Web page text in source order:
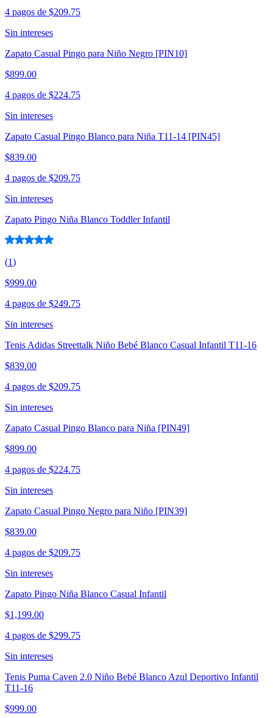
4 pagos de $209.75
Sin intereses
Zapato Casual Pingo para Niño Negro [PIN10]
$899.00
4 pagos de $224.75
Sin intereses
Zapato Casual Pingo Blanco para Niña T11-14 [PIN45]
$839.00
4 pagos de $209.75
Sin intereses
Zapato Pingo Niña Blanco Toddler Infantil
(1)
$999.00
4 pagos de $249.75
Sin intereses
Tenis Adidas Streettalk Niño Bebé Blanco Casual Infantil T11-16
$839.00
4 pagos de $209.75
Sin intereses
Zapato Casual Pingo Blanco para Niña [PIN49]
$899.00
4 pagos de $224.75
Sin intereses
Zapato Casual Pingo Negro para Niño [PIN39]
$839.00
4 pagos de $209.75
Sin intereses
Zapato Pingo Niña Blanco Casual Infantil
$1,199.00
4 pagos de $299.75
Sin intereses
Tenis Puma Caven 2.0 Niño Bebé Blanco Azul Deportivo Infantil
T11-16
$999.00